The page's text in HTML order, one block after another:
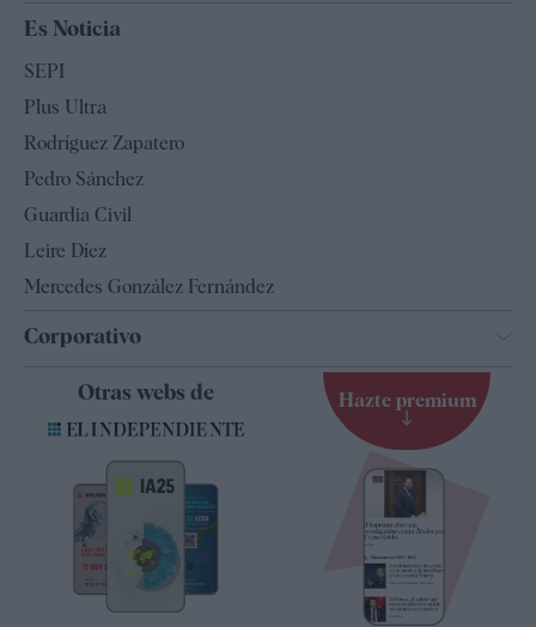
España
Televisión
Es Noticia
SEPI
Plus Ultra
Rodríguez Zapatero
Pedro Sánchez
Guardia Civil
Leire Díez
Mercedes González Fernández
Corporativo
Contacto
Quiénes somos
Especificaciones
Otras webs de Hazte premium